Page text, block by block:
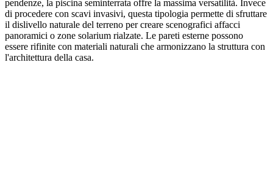
pendenze, la piscina seminterrata offre la massima versatilità. Invece
di procedere con scavi invasivi, questa tipologia permette di sfruttare
il dislivello naturale del terreno per creare scenografici affacci
panoramici o zone solarium rialzate. Le pareti esterne possono
essere rifinite con materiali naturali che armonizzano la struttura con
l'architettura della casa.